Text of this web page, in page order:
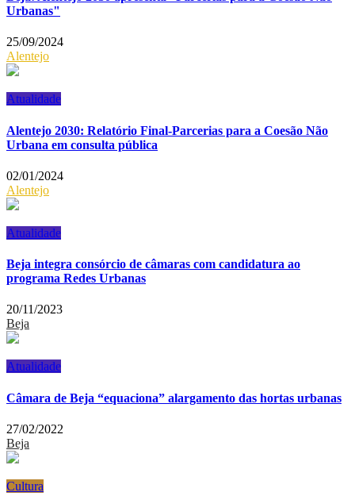
Urbanas"
25/09/2024
Alentejo
Atualidade
Alentejo 2030: Relatório Final-Parcerias para a Coesão Não
Urbana em consulta pública
02/01/2024
Alentejo
Atualidade
Beja integra consórcio de câmaras com candidatura ao
programa Redes Urbanas
20/11/2023
Beja
Atualidade
Câmara de Beja “equaciona” alargamento das hortas urbanas
27/02/2022
Beja
Cultura